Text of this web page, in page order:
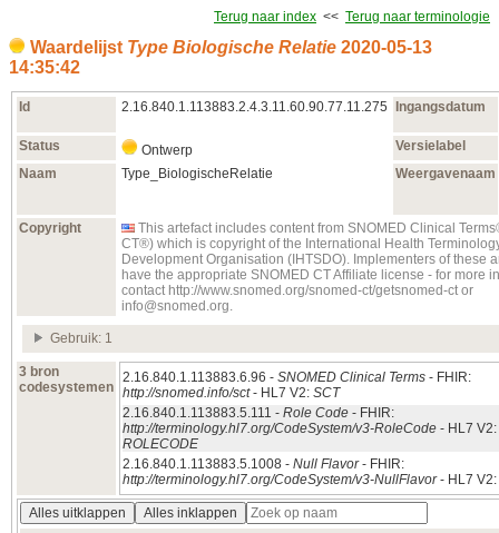
Terug naar index << Terug naar terminologie
Waardelijst Type Biologische Relatie 2020‑05‑13
14:35:42
Id 2.16.840.1.113883.2.4.3.11.60.90.77.11.275 Ingangsdatum
Status Ontwerp
Versielabel
Naam
Type_BiologischeRelatie Weergavenaam
Copyright
This artefact includes content from SNOMED Clinical
CT®) which is copyright of the International Health
Development Organisation (IHTSDO). Implementers of these
have the appropriate SNOMED CT Affiliate license - for more
contact http://www.snomed.org/snomed-ct/getsnomed-ct or
info@snomed.org.
Gebruik: 1
3 bron
codesystemen
2.16.840.1.113883.6.96 - SNOMED Clinical Terms - FHIR:
http://snomed.info/sct- HL7 V2: SCT
2.16.840.1.113883.5.111 - Role Code - FHIR:
http://terminology.hl7.org/CodeSystem/v3-RoleCode - HL7 V2:
ROLECODE
2.16.840.1.113883.5.1008 - Null Flavor- FHIR:
http://terminology.hl7.org/CodeSystem/v3-NullFlavor- HL7 V2:
Alles uitklappen
Alles inklappen